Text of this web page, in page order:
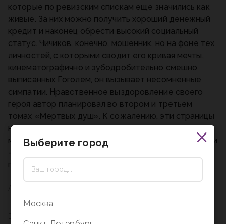
Николай Васильевич Гоголь
которые по ревизским спискам еще значились как
живые. За них можно получить хороший денежный
кредит и наконец обрести высокий социальный
статус. Чичиков, конечно, мошенник, но на фоне тех
личностей, с которыми сводит его кривая мечты,
кинематографично и зубодробительно смешно
выписанных Гоголем, он вызывает несомненные
симпатии. Нравственное выздоровление своего
героя автор планировал во втором и третьем
томах «Мертвых душ». К сожалению, эти страницы
не написаны. Или к счастью, ведь теперь мы сами
можем всё додумать. История с открытым финалом
— это вечный привет от классика каждому новому
поколению.
Выберите город
Москва